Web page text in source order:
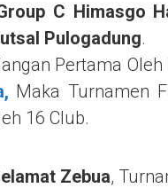
C Himasgo
Pulogadung.
Pertama
Maka Turnamen
16 Club.
Zebua,